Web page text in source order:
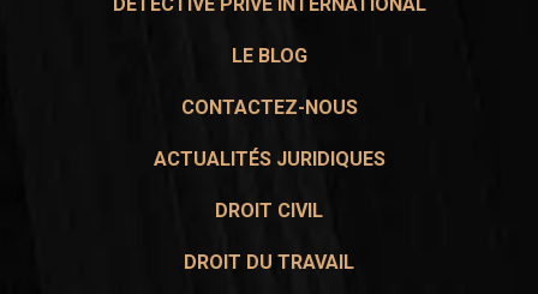
DÉTECTIVE PRIVÉ INTERNATIONAL
LE BLOG
CONTACTEZ-NOUS
ACTUALITÉS JURIDIQUES
DROIT CIVIL
DROIT DU TRAVAIL